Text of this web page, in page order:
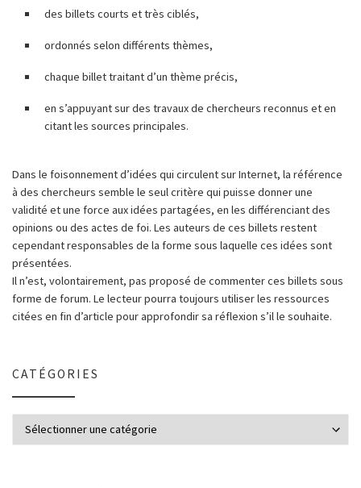
des billets courts et très ciblés,
ordonnés selon différents thèmes,
chaque billet traitant d’un thème précis,
en s’appuyant sur des travaux de chercheurs reconnus et en
citant les sources principales.
Dans le foisonnement d’idées qui circulent sur Internet, la référence
à des chercheurs semble le seul critère qui puisse donner une
validité et une force aux idées partagées, en les différenciant des
opinions ou des actes de foi. Les auteurs de ces billets restent
cependant responsables de la forme sous laquelle ces idées sont
présentées.
Il n’est, volontairement, pas proposé de commenter ces billets sous
forme de forum. Le lecteur pourra toujours utiliser les ressources
citées en fin d’article pour approfondir sa réflexion s’il le souhaite.
CATÉGORIES